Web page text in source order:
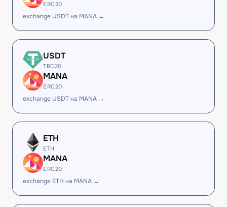
ERC20
exchange USDT на MANA →
USDT
TRC20
MANA
ERC20
exchange USDT на MANA →
ETH
ETH
MANA
ERC20
exchange ETH на MANA →